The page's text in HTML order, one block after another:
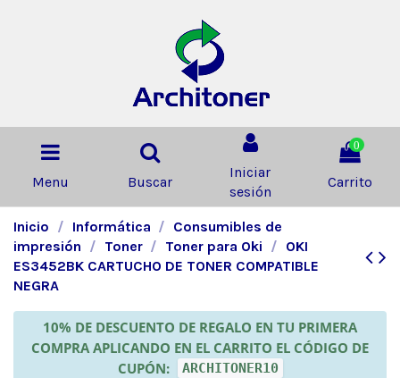
Menu Buscar
Iniciar
sesión
0
Carrito
Inicio Informática
Consumibles de
impresión
Toner Toner para Oki
OKI
ES3452BK CARTUCHO DE TONER COMPATIBLE
NEGRA
10% DE DESCUENTO DE REGALO EN TU PRIMERA
COMPRA APLICANDO EN EL CARRITO EL CÓDIGO DE
CUPÓN:
ARCHITONER10